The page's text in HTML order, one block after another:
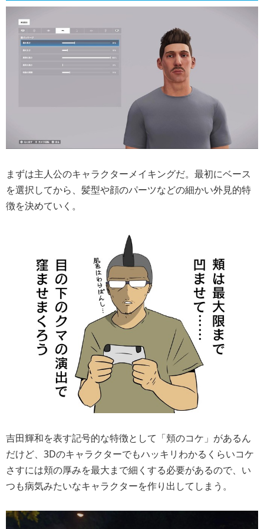
まずは主人公のキャラクターメイキングだ。最初にベース
を選択してから、髪型や顔のパーツなどの細かい外見的特
徴を決めていく。
吉田輝和を表す記号的な特徴として「頬のコケ」があるん
だけど、3Dのキャラクターでもハッキリわかるくらいコケ
さすには頬の厚みを最大まで細くする必要があるので、い
つも病気みたいなキャラクターを作り出してしまう。